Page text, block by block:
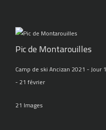
Pic de Montarouilles
Camp de ski Ancizan 2021 - Jour 1
- 21 février
21 Images